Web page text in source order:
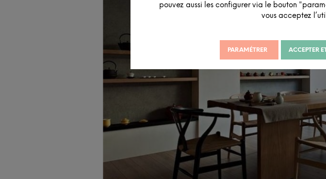
pouvez aussi les configurer via le bouton
vous acceptez
PARAMÉTRER ACCEPTER